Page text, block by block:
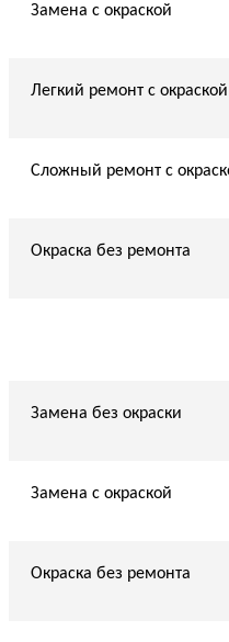
Замена с окраской
Легкий ремонт с окраской
Сложный ремонт с
Окраска без ремонта
Замена без окраски
Замена с окраской
Окраска без ремонта